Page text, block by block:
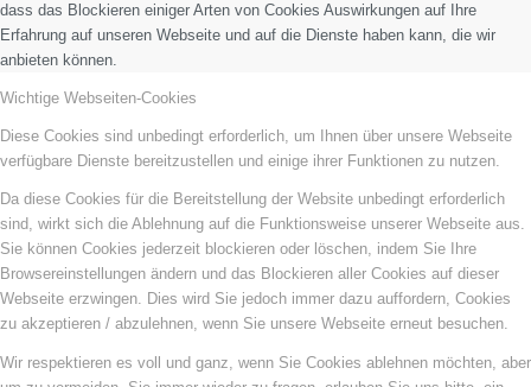
dass das Blockieren einiger Arten von Cookies Auswirkungen auf Ihre
Erfahrung auf unseren Webseite und auf die Dienste haben kann, die wir
anbieten können.
Wichtige Webseiten-Cookies
Diese Cookies sind unbedingt erforderlich, um Ihnen über unsere Webseite
verfügbare Dienste bereitzustellen und einige ihrer Funktionen zu nutzen.
Da diese Cookies für die Bereitstellung der Website unbedingt erforderlich
sind, wirkt sich die Ablehnung auf die Funktionsweise unserer Webseite aus.
Sie können Cookies jederzeit blockieren oder löschen, indem Sie Ihre
Browsereinstellungen ändern und das Blockieren aller Cookies auf dieser
Webseite erzwingen. Dies wird Sie jedoch immer dazu auffordern, Cookies
zu akzeptieren / abzulehnen, wenn Sie unsere Webseite erneut besuchen.
Wir respektieren es voll und ganz, wenn Sie Cookies ablehnen möchten, aber